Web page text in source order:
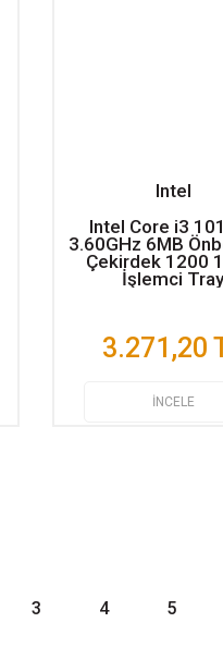
Intel
Intel Core i3
3.60GHz 6MB
Çekirdek 1200
İşlemci Tray
3.271,20
İNCELE
3 4 5